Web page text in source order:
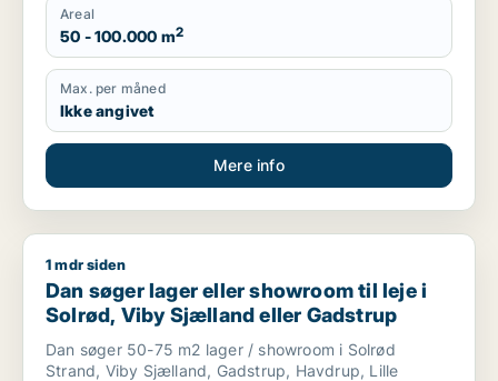
Areal
50 - 100.000 m2
Max. per måned
Ikke angivet
Mere info
Dan søger lager eller showroom til leje i Solrød, Viby
1 mdr siden
Dan søger lager eller showroom til leje i
Solrød, Viby Sjælland eller Gadstrup
Dan søger 50-75 m2 lager / showroom i Solrød
Strand, Viby Sjælland, Gadstrup, Havdrup, Lille